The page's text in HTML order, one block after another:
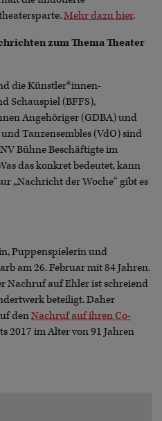
Mehr dazu hier.
zum Thema Theater
die Künstler*innen-
Schauspiel (BFFS),
Angehöriger (GDBA) und
Tanzensembles (VdO) sind
Bühne Beschäftigte im
das konkret bedeutet, kann
„Nachricht der Woche“ gibt es
Puppenspielerin und
am 26. Februar mit 84 Jahren.
Nachruf auf Ehler ist schreiend
beteiligt. Daher
denNachruf auf ihren Co-
2017 im Alter von 91 Jahren